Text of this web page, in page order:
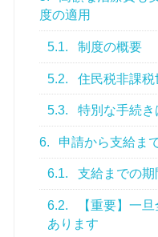
度の適用
5.1. 制度の概要
5.2. 住民税非課
5.3. 特別な手続き
6. 申請から支給ま
6.1. 支給までの期
6.2.
【重要】一
あります